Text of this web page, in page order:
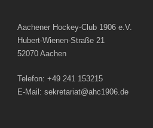
Aachener Hockey-Club 1906 e.V.
Hubert-Wienen-Straße 21
52070 Aachen
Telefon: +49 241 153215
E-Mail: sekretariat@ahc1906.de